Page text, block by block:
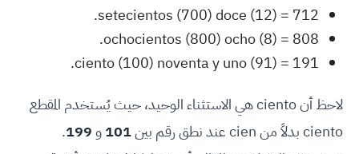
712 = setecientos (700) doce (12).
808 = ochocientos (800) ocho (8).
191 = ciento (100) noventa y uno (91).
لاحظ أن ciento هي الاستثناء الوحيد، حيث يُستخدم المقطع
ciento بدلاً من cien عند نطق رقم بين
101و199
.